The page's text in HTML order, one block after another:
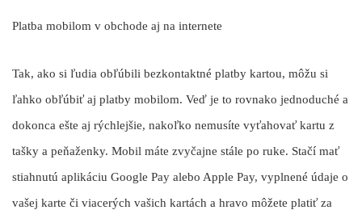
Platba mobilom v obchode aj na internete
Tak, ako si ľudia obľúbili bezkontaktné platby kartou, môžu si
ľahko obľúbiť aj platby mobilom. Veď je to rovnako jednoduché a
dokonca ešte aj rýchlejšie, nakoľko nemusíte vyťahovať kartu z
tašky a peňaženky. Mobil máte zvyčajne stále po ruke. Stačí mať
stiahnutú aplikáciu Google Pay alebo Apple Pay, vyplnené údaje o
vašej karte či viacerých vašich kartách a hravo môžete platiť za